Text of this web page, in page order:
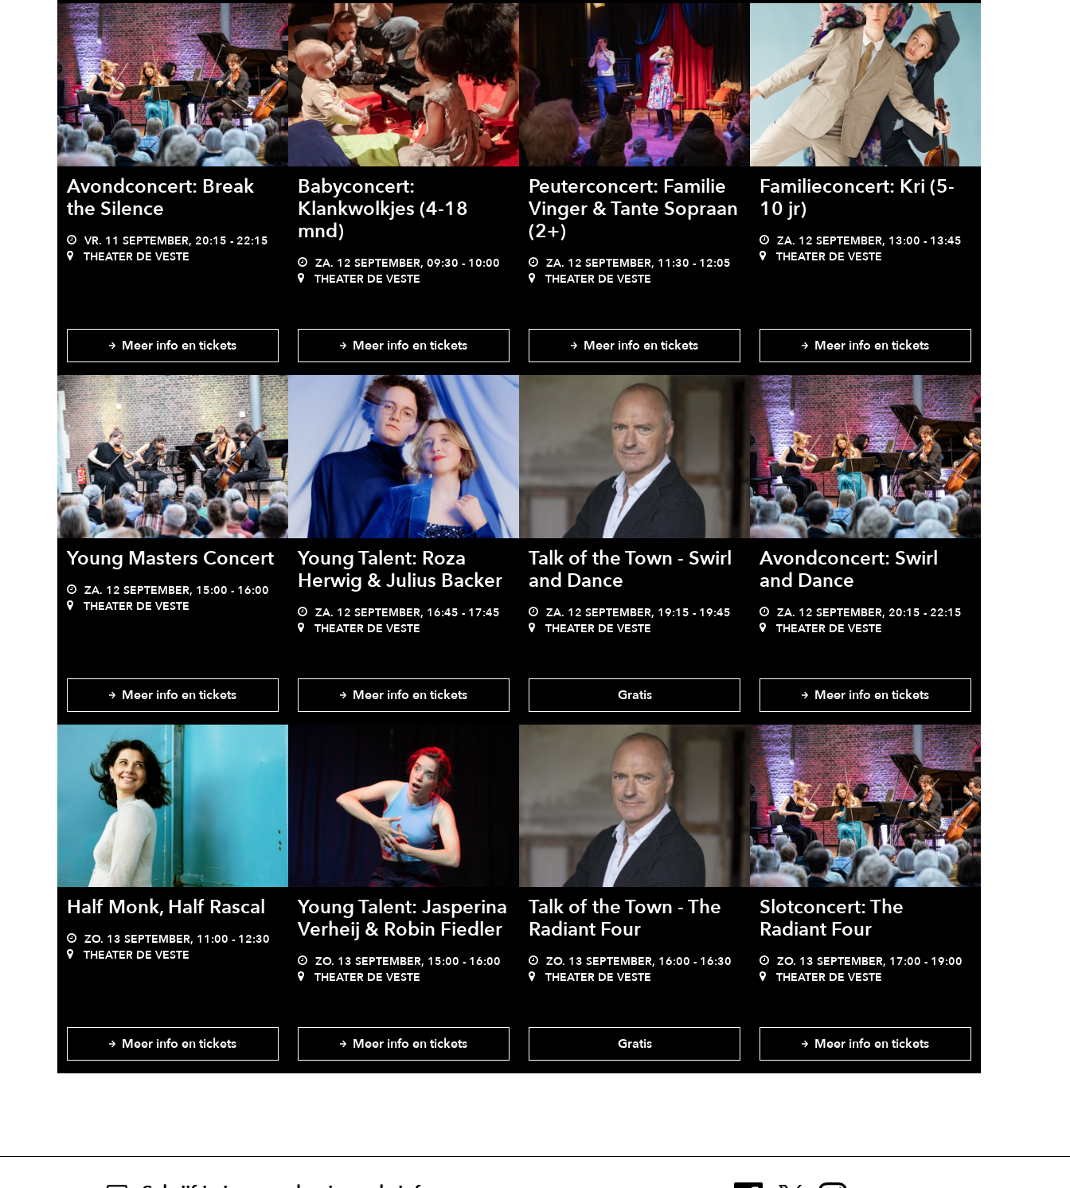
Avondconcert: Break
the Silence
VR. 11 SEPTEMBER, 20:15 - 22:15
THEATER DE VESTE
Meer info en tickets
Babyconcert:
Klankwolkjes (4-18
mnd)
ZA. 12 SEPTEMBER, 09:30 - 10:00
THEATER DE VESTE
Meer info en tickets
Peuterconcert: Familie
Vinger & Tante Sopraan
(2+)
ZA. 12 SEPTEMBER, 11:30 - 12:05
THEATER DE VESTE
Meer info en tickets
Familieconcert: Kri (5-
10 jr)
ZA. 12 SEPTEMBER, 13:00 - 13:45
THEATER DE VESTE
Meer info en tickets
Young Masters Concert
ZA. 12 SEPTEMBER, 15:00 - 16:00
THEATER DE VESTE
Meer info en tickets
Young Talent: Roza
Herwig & Julius Backer
ZA. 12 SEPTEMBER, 16:45 - 17:45
THEATER DE VESTE
Meer info en tickets
Talk of the Town - Swirl
and Dance
ZA. 12 SEPTEMBER, 19:15 - 19:45
THEATER DE VESTE
Gratis
Avondconcert: Swirl
and Dance
ZA. 12 SEPTEMBER, 20:15 - 22:15
THEATER DE VESTE
Meer info en tickets
Half Monk, Half Rascal
ZO. 13 SEPTEMBER, 11:00 - 12:30
THEATER DE VESTE
Meer info en tickets
Young Talent: Jasperina
Verheij & Robin Fiedler
ZO. 13 SEPTEMBER, 15:00 - 16:00
THEATER DE VESTE
Meer info en tickets
Talk of the Town - The
Radiant Four
ZO. 13 SEPTEMBER, 16:00 - 16:30
THEATER DE VESTE
Gratis
Slotconcert: The
Radiant Four
ZO. 13 SEPTEMBER, 17:00 - 19:00
THEATER DE VESTE
Meer info en tickets